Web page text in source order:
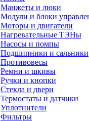
Манжеты и люки
Модули и блоки
Моторы и двигатели
Нагревательные ТЭНы
Насосы и помпы
Подшипники и сальники
Противовесы
Ремни и шкивы
Ручки и кнопки
Стекла и двери
Термостаты и датчики
Уплотнители
Фильтры